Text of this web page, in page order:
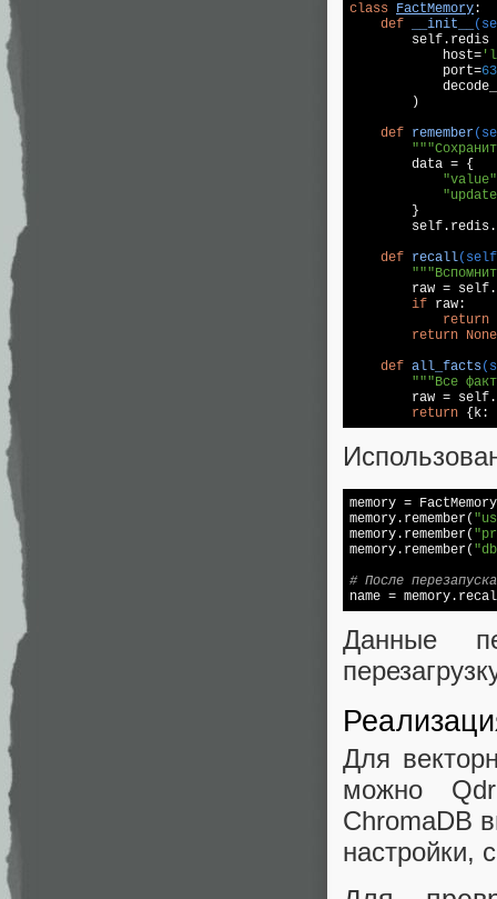
class
FactMemory:
def
__init__
self.redis
            host=
            port=
        )
def remember
        data = {
"value"
        }
def recall
raw =
if raw:
return
return None
def all_facts
"""Все
raw =
return {k:
memory =
memory.remember(
memory.remember(
memory.remember(
# После
name =
Данные
Для
можно
ChromaDB
настройки,